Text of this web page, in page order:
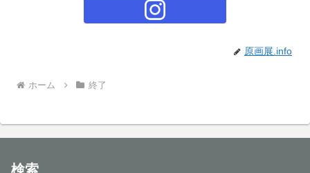
原画展.info
ホーム 終了
検索